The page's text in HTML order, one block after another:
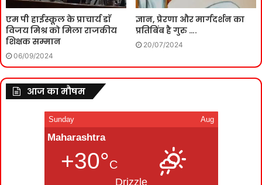
एम पी हाईस्कूल के प्राचार्य डाॅ
विजय मिश्र को मिला राजकीय
शिक्षक सम्मान
06/09/2024
ज्ञान, प्रेरणा और मार्गदर्शन का
प्रतिबिंब है गुरु ….
20/07/2024
आज का मौषम
Sunday Aug
Maharashtra
+30°C
Drizzle